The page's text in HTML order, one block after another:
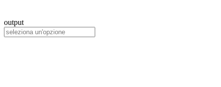
output